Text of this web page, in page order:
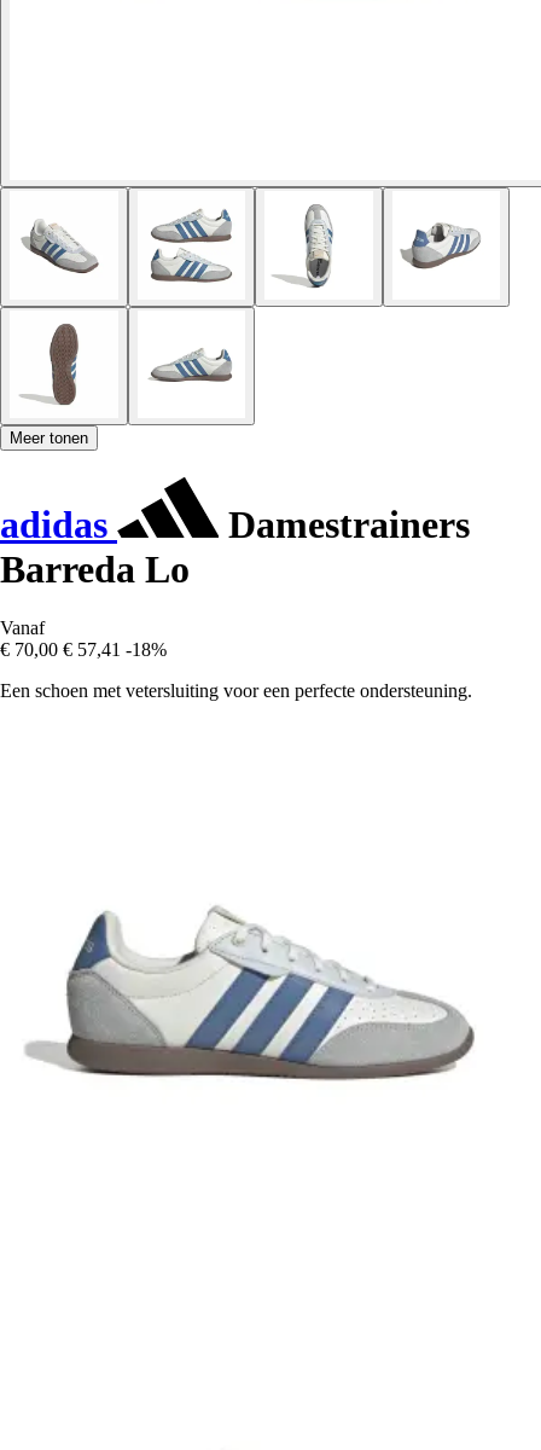
Meer tonen
adidas
Damestrainers
Barreda Lo
Vanaf
€ 70,00 € 57,41 -18%
Een schoen met vetersluiting voor een perfecte ondersteuning.